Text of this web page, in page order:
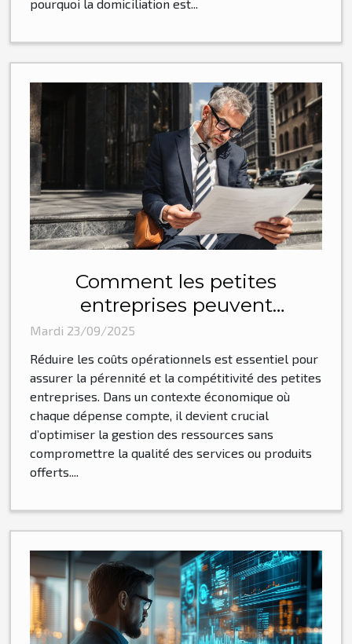
pourquoi la domiciliation est...
Comment les petites
entreprises peuvent
efficacement réduire leurs
coûts opérationnels ?
Mardi 23/09/2025
Réduire les coûts opérationnels est essentiel pour
assurer la pérennité et la compétitivité des petites
entreprises. Dans un contexte économique où
chaque dépense compte, il devient crucial
d’optimiser la gestion des ressources sans
compromettre la qualité des services ou produits
offerts....